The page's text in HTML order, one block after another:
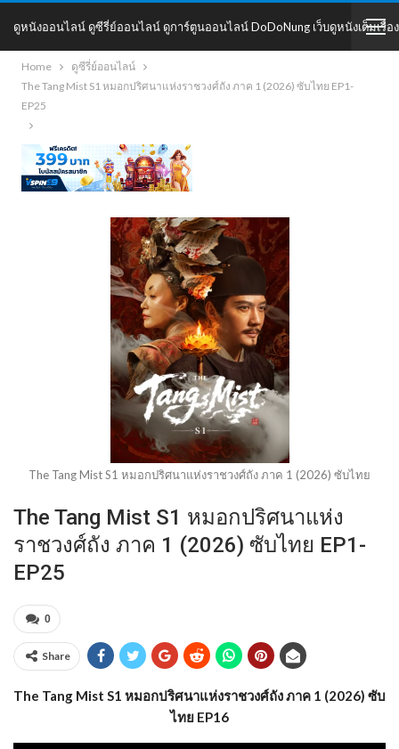
ดูหนังออนไลน์ ดูซีรี่ย์ออนไลน์ ดูการ์ตูนออนไลน์ DoDoNung เว็บดูหนังเต็มเรื่อง
DoDoNung
Home
ดูซีรี่ย์ออนไลน์
The Tang Mist S1 หมอกปริศนาแห่งราชวงศ์ถัง ภาค 1 (2026) ซับไทย EP1-
EP25
The Tang Mist S1 หมอกปริศนาแห่งราชวงศ์ถัง ภาค 1 (2026) ซับไทย
The Tang Mist S1 หมอกปริศนาแห่ง
ราชวงศ์ถัง ภาค 1 (2026) ซับไทย EP1-
EP25
0
Share
The Tang Mist S1 หมอกปริศนาแห่งราชวงศ์ถัง ภาค 1 (2026) ซับ
ไทย EP16